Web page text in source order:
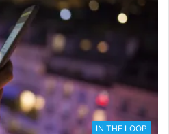
IN THE LOOP